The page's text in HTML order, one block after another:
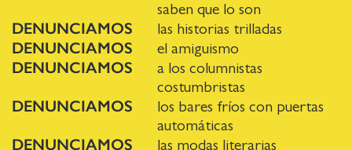
saben que lo son
DENUNCIAMOS las historias trilladas
DENUNCIAMOS el amiguismo
DENUNCIAMOS
a los columnistas
costumbristas
DENUNCIAMOS
los bares fríos con puertas
automáticas
DENUNCIAMOS las modas literarias